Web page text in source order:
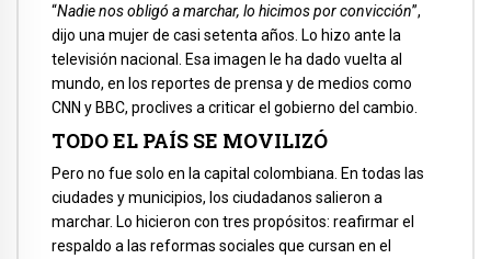
“Nadie nos obligó a marchar, lo hicimos por convicción”,
dijo una mujer de casi setenta años. Lo hizo ante la
televisión nacional. Esa imagen le ha dado vuelta al
mundo, en los reportes de prensa y de medios como
CNN y BBC, proclives a criticar el gobierno del cambio.
TODO EL PAÍS SE MOVILIZÓ
Pero no fue solo en la capital colombiana. En todas las
ciudades y municipios, los ciudadanos salieron a
marchar. Lo hicieron con tres propósitos: reafirmar el
respaldo a las reformas sociales que cursan en el